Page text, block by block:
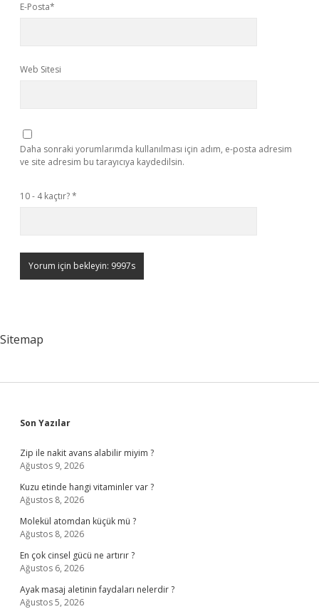
E-Posta*
Web Sitesi
Daha sonraki yorumlarımda kullanılması için adım, e-posta adresim
ve site adresim bu tarayıcıya kaydedilsin.
10 - 4 kaçtır?*
Sitemap
Sidebar
Son Yazılar
Zip ile nakit avans alabilir miyim ?
Ağustos 9, 2026
Kuzu etinde hangi vitaminler var ?
Ağustos 8, 2026
Molekül atomdan küçük mü ?
Ağustos 8, 2026
En çok cinsel gücü ne artırır ?
Ağustos 6, 2026
Ayak masaj aletinin faydaları nelerdir ?
Ağustos 5, 2026